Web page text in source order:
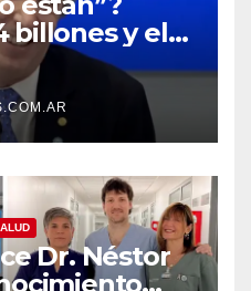
billones y el
risita
Dr. Néstor